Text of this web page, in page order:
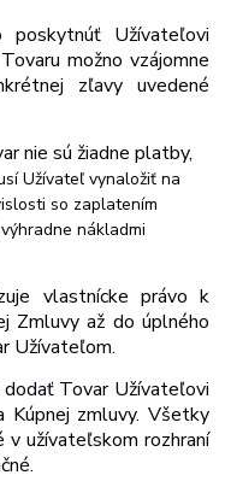
poskytnúť Užívateľovi
možno vzájomne
zľavy uvedené
niesúžiadneplatby,
Užívateľ vynaložiť na
so zaplatením
nákladmi
vlastnícke právo k
Zmluvy až do úplného
Užívateľom.
Tovar Užívateľovi
Kúpnej zmluvy. Všetky
užívateľskom rozhraní